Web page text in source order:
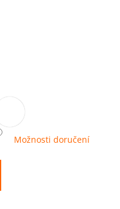
Možnosti doručení